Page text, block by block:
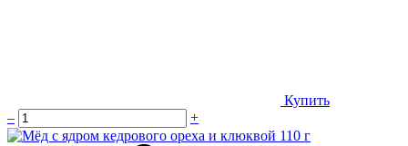
Купить
–
+